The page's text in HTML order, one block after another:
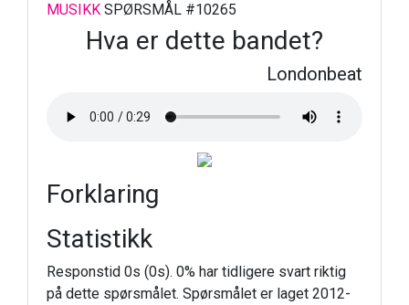
MUSIKK SPØRSMÅL #10265
Hva er dette bandet?
Londonbeat
Forklaring
Statistikk
Responstid 0s (0s). 0% har tidligere svart riktig
på dette spørsmålet. Spørsmålet er laget 2012-